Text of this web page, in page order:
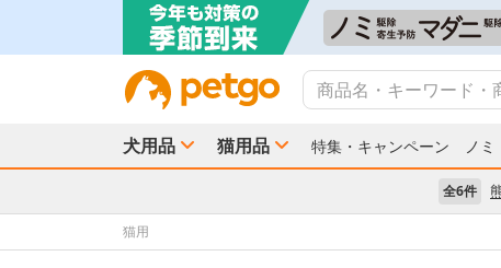
犬用品 猫用品 特集・キャンペーン ノ
全6件
猫用